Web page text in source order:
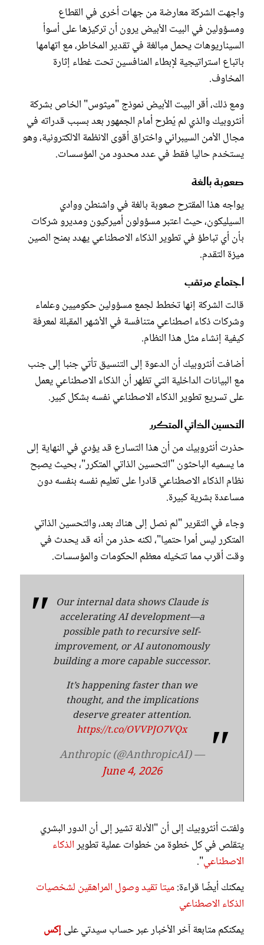
واجهت الشركة معارضة من جهات أخرى في القطاع
ومسؤولين في البيت الأبيض يرون أن تركيزها على أسوأ
السيناريوهات يحمل مبالغة في تقدير المخاطر، مع اتهامها
باتباع استراتيجية لإبطاء المنافسين تحت غطاء إثارة
المخاوف.
ومع ذلك، أقر البيت الأبيض نموذج "ميثوس" الخاص بشركة
أنثروبيك والذي لم يُطرح أمام الجمهور بعد بسبب قدراته في
مجال الأمن السيبراني واختراق أقوى الانظمة الالكترونية، وهو
يستخدم حاليا فقط في عدد محدود من المؤسسات.
صعوبة بالغة
يواجه هذا المقترح صعوبة بالغة في واشنطن ووادي
السيليكون، حيث اعتبر مسؤولون أميركيون ومديرو شركات
بأن أي تباطؤ في تطوير الذكاء الاصطناعي يهدد بمنح الصين
ميزة التقدم.
اجتماع مرتقب
قالت الشركة إنها تخطط لجمع مسؤولين حكوميين وعلماء
وشركات ذكاء اصطناعي متنافسة في الأشهر المقبلة لمعرفة
كيفية إنشاء مثل هذا النظام.
أضافت أنثروبيك أن الدعوة إلى التنسيق تأتي جنبا إلى جنب
مع البيانات الداخلية التي تظهر أن الذكاء الاصطناعي يعمل
على تسريع تطوير الذكاء الاصطناعي نفسه بشكل كبير.
التحسين الذاتي المتكرر
حذرت أنثروبيك من أن هذا التسارع قد يؤدي في النهاية إلى
ما يسميه الباحثون "التحسين الذاتي المتكرر"، بحيث يصبح
نظام الذكاء الاصطناعي قادرا على تعليم نفسه بنفسه دون
مساعدة بشرية كبيرة.
وجاء في التقرير "لم نصل إلى هناك بعد، والتحسين الذاتي
المتكرر ليس أمرا حتميا"، لكنه حذر من أنه قد يحدث في
وقت أقرب مما تتخيله معظم الحكومات والمؤسسات.
Our internal data shows Claude is
accelerating AI development—a
possible path to recursive self-
improvement, or AI autonomously
building a more capable successor.
It’s happening faster than we
thought, and the implications
deserve greater attention.
https://t.co/OVVPJO7VQx
— Anthropic (@AnthropicAI)
June 4, 2026
ولفتت أنثروبيك إلى أن "الأدلة تشير إلى أن الدور البشري
يتقلص في كل خطوة من خطوات عملية تطويرالذكاء
الاصطناعي".
يمكنك أيضًا قراءة:ميتا تقيد وصول المراهقين لشخصيات
الذكاء الاصطناعي
يمكنكم متابعة آخر الأخبار عبر حساب سيدتي علىإكس